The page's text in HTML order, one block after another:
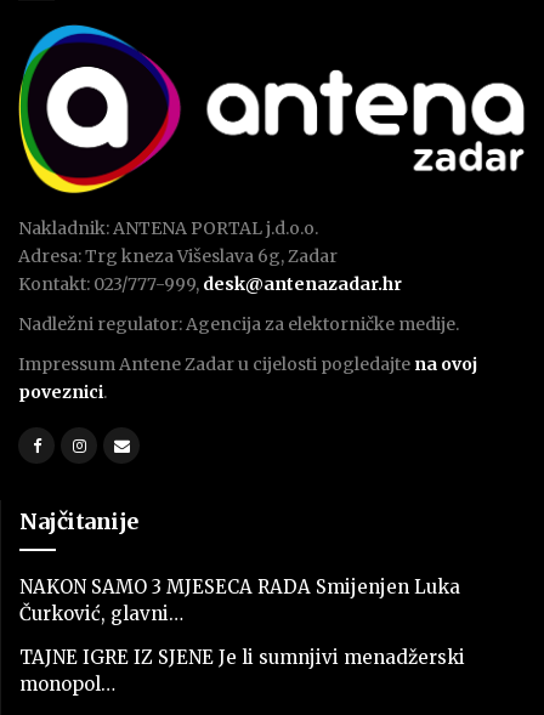
Nakladnik: ANTENA PORTAL j.d.o.o.
Adresa: Trg kneza Višeslava 6g, Zadar
Kontakt: 023/777-999, desk@antenazadar.hr
Nadležni regulator: Agencija za elektorničke medije.
Impressum Antene Zadar u cijelosti pogledajte na ovoj
poveznici.
Najčitanije
NAKON SAMO 3 MJESECA RADA Smijenjen Luka
Čurković, glavni…
TAJNE IGRE IZ SJENE Je li sumnjivi menadžerski
monopol…